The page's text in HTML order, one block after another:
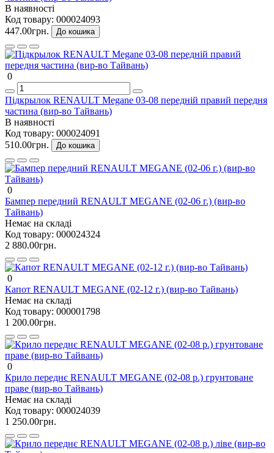
В наявності
Код товару: 000024093
447.00грн.
До кошика
0
Підкрылок RENAULT Megane 03-08 передній правий передня
частина (вир-во Тайвань)
В наявності
Код товару: 000024091
510.00грн.
До кошика
0
Бампер передний RENAULT MEGANE (02-06 г.) (вир-во
Тайвань)
Немає на складі
Код товару: 000024324
2 880.00грн.
0
Капот RENAULT MEGANE (02-12 г.) (вир-во Тайвань)
Немає на складі
Код товару: 000001798
1 200.00грн.
0
Крило переднє RENAULT MEGANE (02-08 р.) грунтоване
праве (вир-во Тайвань)
Немає на складі
Код товару: 000024039
1 250.00грн.